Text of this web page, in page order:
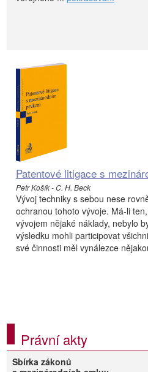
Patentové litigace s
Petr Košík - C. H. Beck
Vývoj techniky s sebou nese
ochranou tohoto vývoje. Má-li
vývojem nějaké náklady, nebylo
výsledku mohli participovat
své činnosti měl vynálezce
Právní akty
Sbírka zákonů